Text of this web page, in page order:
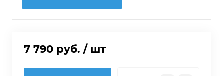
7 790 руб. / шт